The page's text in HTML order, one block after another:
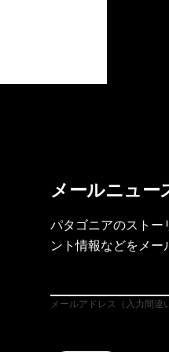
メールニュー
パタゴニアのストー
ント情報などをメー
メールアドレス（入力間違